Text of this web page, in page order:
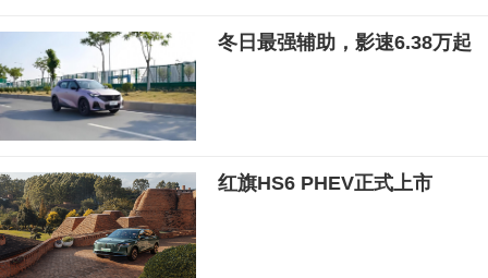
冬日最强辅助，影速6.38万起
红旗HS6 PHEV正式上市